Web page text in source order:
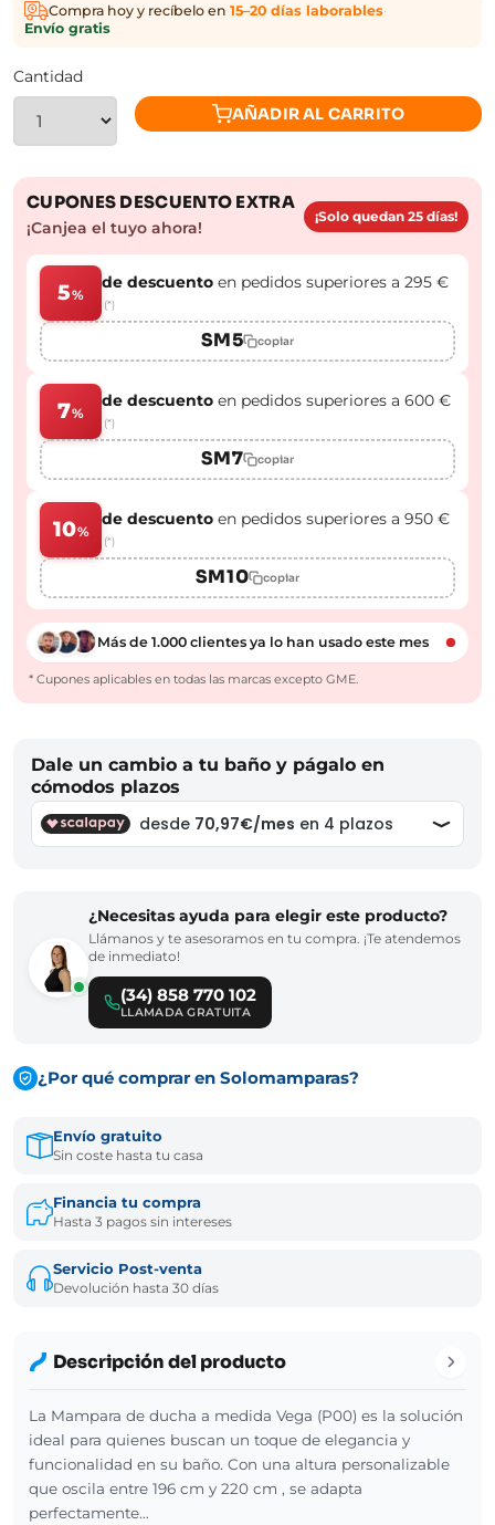
Compra hoy y recíbelo en 15–20 días laborables·
Envío gratis
Cantidad
AÑADIR AL CARRITO
CUPONES DESCUENTO EXTRA
¡Canjea el tuyo ahora!
¡Solo quedan 25 días!
5%
de descuento en pedidos superiores a 295 €
(*)
SM5 copiar
7%
de descuento en pedidos superiores a 600 €
(*)
SM7 copiar
10%
de descuento en pedidos superiores a 950 €
(*)
SM10 copiar
Más de 1.000 clientes ya lo han usado este mes
* Cupones aplicables en todas las marcas excepto GME.
Dale un cambio a tu baño y págalo en
cómodos plazos
¿Necesitas ayuda para elegir este producto?
Llámanos y te asesoramos en tu compra. ¡Te atendemos
de inmediato!
(34) 858 770 102
LLAMADA GRATUITA
¿Por qué comprar en Solomamparas?
Envío gratuito
Sin coste hasta tu casa
Financia tu compra
Hasta 3 pagos sin intereses
Servicio Post-venta
Devolución hasta 30 días
Descripción del producto
La Mampara de ducha a medida Vega (P00) es la solución
ideal para quienes buscan un toque de elegancia y
funcionalidad en su baño. Con una altura personalizable
que oscila entre 196 cm y 220 cm , se adapta
perfectamente…